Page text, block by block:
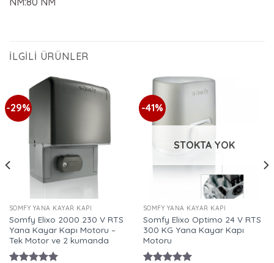
İLGILI ÜRÜNLER
-29%
SOMFY YANA KAYAR KAPI
Somfy Elixo 2000 230 V RTS
Yana Kayar Kapı Motoru –
Tek Motor ve 2 kumanda
-41%
STOKTA YOK
SOMFY YANA KAYAR KAPI
Somfy Elixo Optimo 24 V RTS
300 KG Yana Kayar Kapı
Motoru